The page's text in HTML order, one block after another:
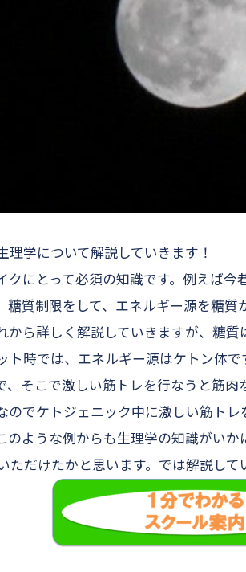
理学について解説していきます！
クにとって必須の知識です。例えば
糖質制限をして、エネルギー源を糖
から詳しく解説していきますが、糖
ト時では、エネルギー源はケトン体
、そこで激しい筋トレを行なうと筋肉
のでケトジェニック中に激しい筋ト
のような例からも生理学の知識がい
ただけたかと思います。では解説して